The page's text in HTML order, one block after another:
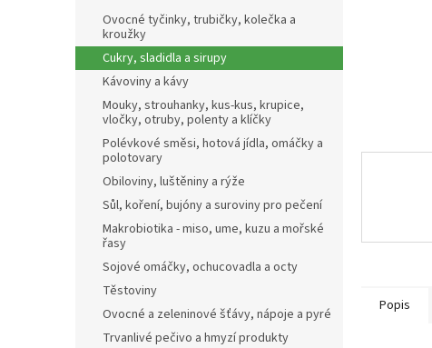
l
Ovocné tyčinky, trubičky, kolečka a
kroužky
Cukry, sladidla a sirupy
Kávoviny a kávy
Mouky, strouhanky, kus-kus, krupice,
vločky, otruby, polenty a klíčky
Polévkové směsi, hotová jídla, omáčky a
polotovary
Obiloviny, luštěniny a rýže
Sůl, koření, bujóny a suroviny pro pečení
Makrobiotika - miso, ume, kuzu a mořské
řasy
Sojové omáčky, ochucovadla a octy
Těstoviny
Ovocné a zeleninové šťávy, nápoje a pyré
Trvanlivé pečivo a hmyzí produkty
Popis